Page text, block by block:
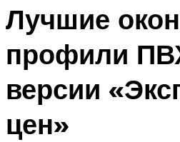
Лучшие
профили
версии
цен»